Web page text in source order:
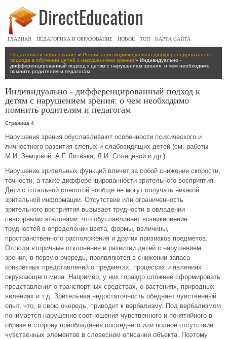
ГЛАВНАЯ ПЕДАГОГИКА И ОБРАЗОВАНИЕ НОВОЕ ТОП КАРТА САЙТА
Педагогика и образование » Реализация индивидуально-дифференцированного
подхода в обучении детей с нарушениями зрения » Индивидуально -
дифференцированный подход к детям с нарушением зрения: о чем необходимо
помнить родителям и педагогам
Индивидуально - дифференцированный подход к
детям с нарушением зрения: о чем необходимо
помнить родителям и педагогам
Страница 4
Нарушения зрения обуславливают особенности психического и
личностного развития слепых и слабовидящих детей (см. работы
М.И. Земцовой, А.Г. Литвака, Л.И. Солнцевой и др.).
Нарушение зрительных функций влечет за собой снижение скорости,
точности, а также дифференцированности зрительного восприятия.
Дети с тотальной слепотой вообще не могут получать никакой
зрительной информации. Отсутствие или ограниченность
зрительного восприятия вызывает трудности в овладении
сенсорными эталонами, что обуславливает возникновение
трудностей в определении цвета, формы, величины,
пространственного расположения и других признаков предметов.
Отсюда вторичные отклонения в развитии детей с нарушением
зрения, в первую очередь, проявляются в снижении запаса
конкретных представлений о предметах, процессах и явлениях
окружающего мира. Например, у них гораздо сложнее сформировать
представления о транспортных средствах, о растениях, природных
явлениях и т.д. Зрительная недостаточность обедняет чувственный
опыт, что, в свою очередь, приводит к вербализму. Под вербализмом
понимается нарушение соотношения чувственного и понятийного в
образе в сторону преобладания последнего или полное отсутствие
чувственных элементов в словесном описании объекта. Поэтому